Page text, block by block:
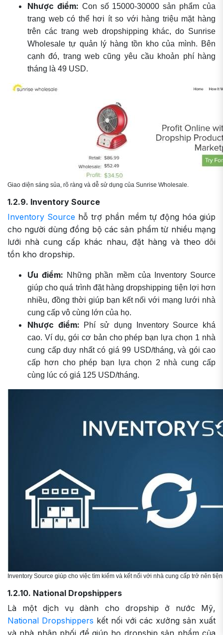
Nhược điểm: Con số 15000-30000 sản phẩm của
trang web có thể hơi ít so với hàng triệu mặt hàng
trên các trang web dropshipping khác, do Sunrise
Wholesale tự quản lý hàng tồn kho của mình. Bên
cạnh đó, trang web cũng yêu cầu khoản phí hàng
tháng là 49 USD.
Giao diện sáng sủa, rõ ràng và dễ sử dụng của Sunrise Wholesale.
1.2.9. Inventory Source
Inventory Source hỗ trợ phần mềm tự động hóa giúp
cho người dùng đồng bộ các sản phẩm từ nhiều mạng
lưới nhà cung cấp khác nhau, đặt hàng và theo dõi
tồn kho dropship.
Ưu điểm: Những phần mềm của Inventory Source
giúp cho quá trình đặt hàng dropshipping tiện lợi hơn
nhiều, đồng thời giúp bạn kết nối với mạng lưới nhà
cung cấp vô cùng lớn của họ.
Nhược điểm: Phí sử dụng Inventory Source khá
cao. Ví dụ, gói cơ bản cho phép bạn lựa chọn 1 nhà
cung cấp duy nhất có giá 99 USD/tháng, và gói cao
cấp hơn cho phép bạn lựa chọn 2 nhà cung cấp
cùng lúc có giá 125 USD/tháng.
Inventory Source giúp cho việc tìm kiếm và kết nối với nhà cung cấp trở nên
1.2.10. National Dropshippers
Là một dịch vụ dành cho dropship ở nước Mỹ,
National Dropshippers kết nối với các xưởng sản xuất
và nhà phân phối để giúp họ dropship sản phẩm của